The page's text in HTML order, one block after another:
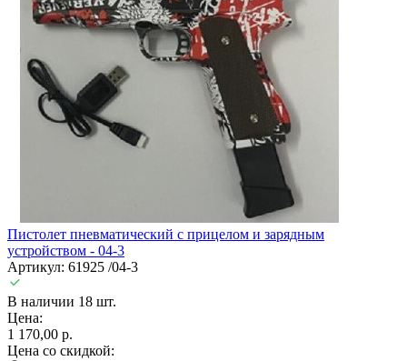
Пистолет пневматический с прицелом и зарядным
устройством - 04-3
Артикул: 61925 /04-3
В наличии 18 шт.
Цена:
1 170,00 р.
Цена со скидкой: